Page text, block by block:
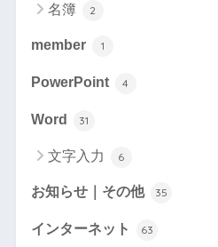
名簿 2
member 1
PowerPoint 4
Word 31
文字入力 6
お知らせ｜その他 35
インターネット 63